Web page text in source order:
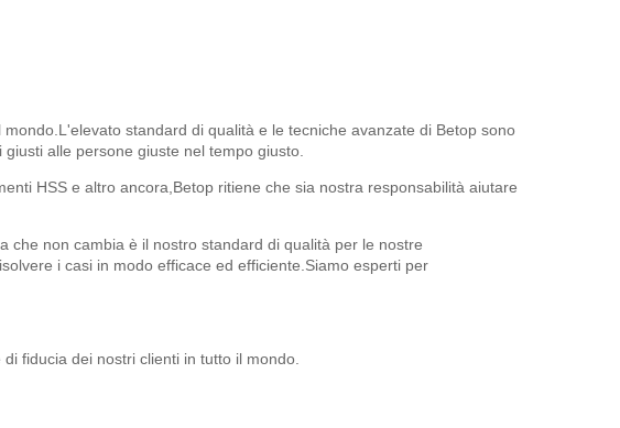
standard di qualità e le tecniche avanzate di Betop sono
alle persone giuste nel tempo giusto.
HSS e altro ancora,Betop ritiene che sia nostra responsabilità aiutare
che non cambia è il nostro standard di qualità per le nostre
i casi in modo efficace ed efficiente.Siamo esperti per
fiducia dei nostri clienti in tutto il mondo.